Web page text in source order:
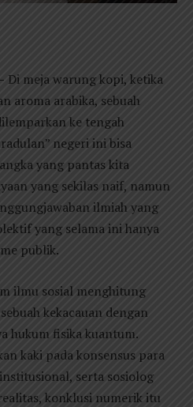
Di meja warung kopi, ketika
aroma arabika, sebuah
ke tengah
negeri ini bisa
yang pantas kita
yang sekilas naif, namun
ilmiah yang
yang selama ini hanya
publik.
ilmu sosial menghitung
kekacauan dengan
hukum fisika kuantum.
kaki pada konsensus para
serta sosiolog
konklusi numerik itu